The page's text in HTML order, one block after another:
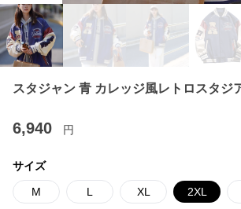
スタジャン 青 カレッジ風レトロスタジ
6,940 円
サイズ
M L XL 2XL